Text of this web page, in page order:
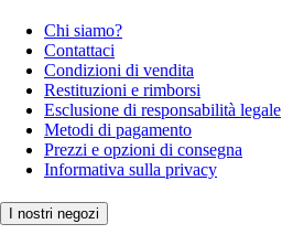
Chi siamo?
Contattaci
Condizioni di vendita
Restituzioni e rimborsi
Esclusione di responsabilità legale
Metodi di pagamento
Prezzi e opzioni di consegna
Informativa sulla privacy
I nostri negozi